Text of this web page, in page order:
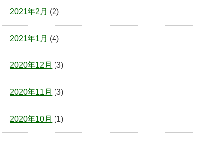
2021年2月 (2)
2021年1月 (4)
2020年12月 (3)
2020年11月 (3)
2020年10月 (1)